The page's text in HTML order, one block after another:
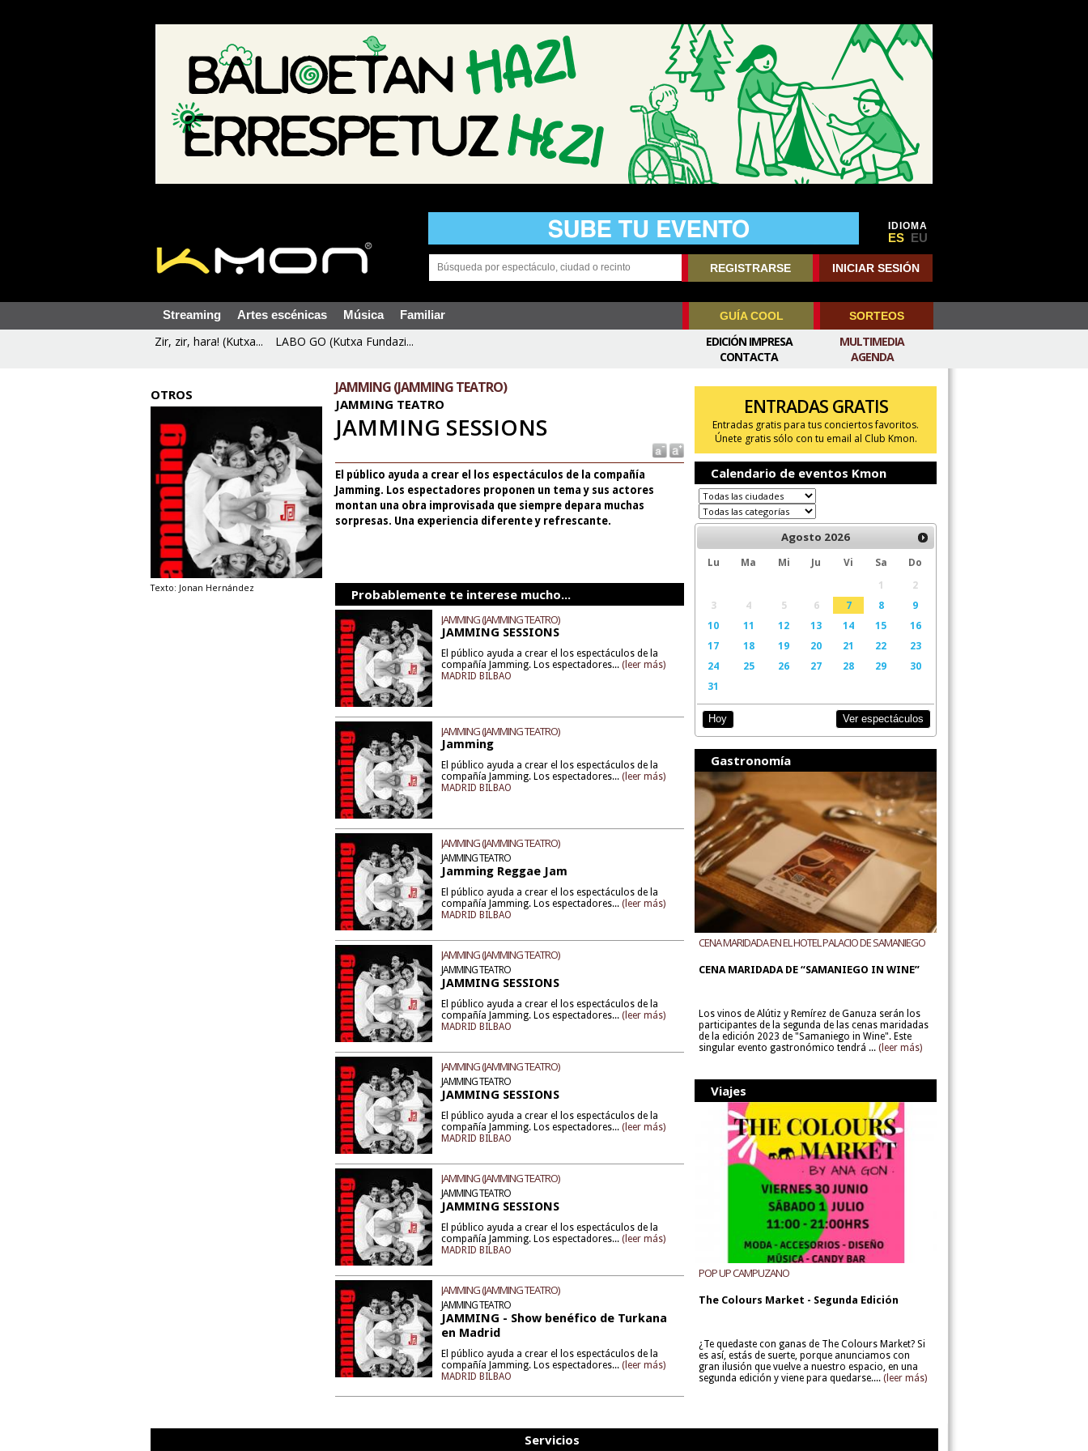
IDIOMA
ES EU
REGISTRARSE INICIAR SESIÓN
Streaming Artes escénicas Música Familiar GUÍA COOL SORTEOS
Zir, zir, hara! (Kutxa... LABO GO (Kutxa Fundazi...
MULTIMEDIA
AGENDA
EDICIÓN IMPRESA
CONTACTA
OTROS
Texto: Jonan Hernández
JAMMING (JAMMING TEATRO)
JAMMING TEATRO
JAMMING SESSIONS
El público ayuda a crear el los espectáculos de la compañía
Jamming. Los espectadores proponen un tema y sus actores
montan una obra improvisada que siempre depara muchas
sorpresas. Una experiencia diferente y refrescante.
Probablemente te interese mucho...
JAMMING (JAMMING TEATRO)
JAMMING SESSIONS
El público ayuda a crear el los espectáculos de la
compañía Jamming. Los espectadores...(leer más)
MADRID BILBAO
JAMMING (JAMMING TEATRO)
Jamming
El público ayuda a crear el los espectáculos de la
compañía Jamming. Los espectadores...(leer más)
MADRID BILBAO
JAMMING (JAMMING TEATRO)
JAMMING TEATRO
Jamming Reggae Jam
El público ayuda a crear el los espectáculos de la
compañía Jamming. Los espectadores...(leer más)
MADRID BILBAO
JAMMING (JAMMING TEATRO)
JAMMING TEATRO
JAMMING SESSIONS
El público ayuda a crear el los espectáculos de la
compañía Jamming. Los espectadores...(leer más)
MADRID BILBAO
JAMMING (JAMMING TEATRO)
JAMMING TEATRO
JAMMING SESSIONS
El público ayuda a crear el los espectáculos de la
compañía Jamming. Los espectadores...(leer más)
MADRID BILBAO
JAMMING (JAMMING TEATRO)
JAMMING TEATRO
JAMMING SESSIONS
El público ayuda a crear el los espectáculos de la
compañía Jamming. Los espectadores...(leer más)
MADRID BILBAO
JAMMING (JAMMING TEATRO)
JAMMING TEATRO
JAMMING - Show benéfico de Turkana
en Madrid
El público ayuda a crear el los espectáculos de la
compañía Jamming. Los espectadores...(leer más)
MADRID BILBAO
ENTRADAS GRATIS
Entradas gratis para tus conciertos favoritos.
Únete gratis sólo con tu email al Club Kmon.
Calendario de eventos Kmon
Agosto 2026
Lu Ma Mi Ju Vi Sa
Do
1
2
3
4 5 6 7 8
9
10
11 12 13 14 15
16
17
18 19 20 21 22
23
24
25 26 27 28 29
30
31
Hoy Ver espectáculos
Gastronomía
CENA MARIDADA EN EL HOTEL PALACIO DE SAMANIEGO
CENA MARIDADA DE “SAMANIEGO IN WINE”
Los vinos de Alútiz y Remírez de Ganuza serán los
participantes de la segunda de las cenas maridadas
de la edición 2023 de "Samaniego in Wine". Este
singular evento gastronómico tendrá ... (leer más)
Viajes
POP UP CAMPUZANO
The Colours Market - Segunda Edición
¿Te quedaste con ganas de The Colours Market? Si
es así, estás de suerte, porque anunciamos con
gran ilusión que vuelve a nuestro espacio, en una
segunda edición y viene para quedarse.... (leer más)
Servicios